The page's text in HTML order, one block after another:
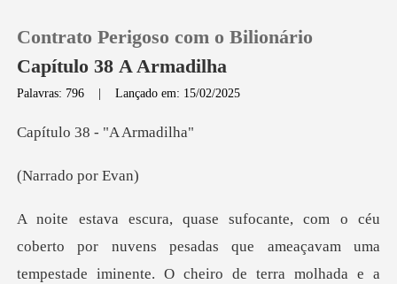
Loja
Contrato Perigoso com o Bilionário
Capítulo 38 A Armadilha
Palavras: 796 |Lançado em: 15/02/2025
38 - "A A
do por
pestade iminente. O cheiro de terra molhada e a